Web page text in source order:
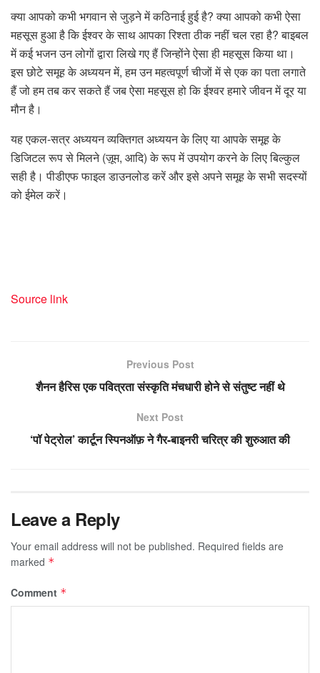
क्या आपको कभी भगवान से जुड़ने में कठिनाई हुई है? क्या आपको कभी ऐसा
महसूस हुआ है कि ईश्वर के साथ आपका रिश्ता ठीक नहीं चल रहा है? बाइबल
में कई भजन उन लोगों द्वारा लिखे गए हैं जिन्होंने ऐसा ही महसूस किया था।
इस छोटे समूह के अध्ययन में, हम उन महत्वपूर्ण चीजों में से एक का पता लगाते
हैं जो हम तब कर सकते हैं जब ऐसा महसूस हो कि ईश्वर हमारे जीवन में दूर या
मौन है।
यह एकल-सत्र अध्ययन व्यक्तिगत अध्ययन के लिए या आपके समूह के
डिजिटल रूप से मिलने (ज़ूम, आदि) के रूप में उपयोग करने के लिए बिल्कुल
सही है। पीडीएफ फाइल डाउनलोड करें और इसे अपने समूह के सभी सदस्यों
को ईमेल करें।
Source link
Previous Post
शैनन हैरिस एक पवित्रता संस्कृति मंचधारी होने से संतुष्ट नहीं थे
Next Post
‘पॉ पेट्रोल’ कार्टून स्पिनऑफ़ ने गैर-बाइनरी चरित्र की शुरुआत की
Leave a Reply
Your email address will not be published. Required fields are
marked *
Comment *